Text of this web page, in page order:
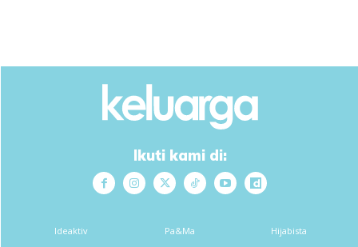
3.Bila dah sebati tuang bahan blender dalam roti yang
Ikuti kami di:
Ideaktiv Pa&Ma Hijabista